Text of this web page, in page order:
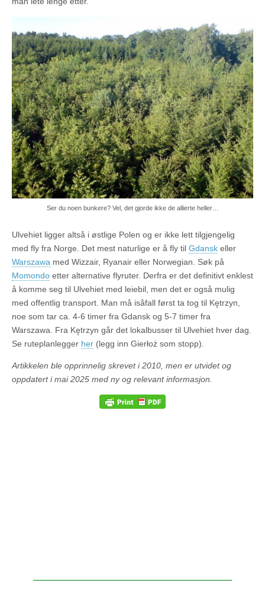
Ser du noen bunkere? Vel, det gjorde ikke de allierte heller…
Ulvehiet ligger altså i østlige Polen og er ikke lett tilgjengelig
med fly fra Norge. Det mest naturlige er å fly til Gdansk eller
Warszawa med Wizzair, Ryanair eller Norwegian. Søk på
Momondo etter alternative flyruter. Derfra er det definitivt enklest
å komme seg til Ulvehiet med leiebil, men det er også mulig
med offentlig transport. Man må isåfall først ta tog til Kętrzyn,
noe som tar ca. 4-6 timer fra Gdansk og 5-7 timer fra
Warszawa. Fra Kętrzyn går det lokalbusser til Ulvehiet hver dag.
Se ruteplanlegger her (legg inn Gierłoż som stopp).
Artikkelen ble opprinnelig skrevet i 2010, men er utvidet og
oppdatert i mai 2025 med ny og relevant informasjon.